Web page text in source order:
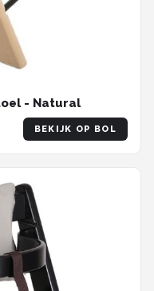
- Natural
BEKIJK OP BOL